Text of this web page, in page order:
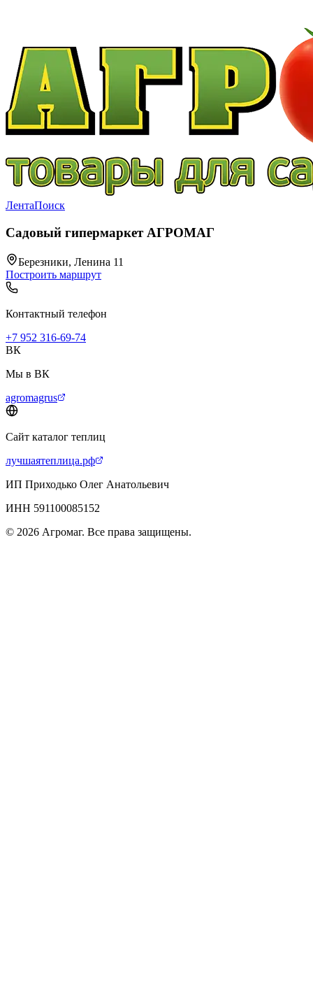
ЛентаПоиск
Садовый гипермаркет АГРОМАГ
Березники, Ленина 11
Построить маршрут
Контактный телефон
+7 952 316-69-74
ВК
Мы в ВК
agromagrus
Сайт каталог теплиц
лучшаятеплица.рф
ИП Приходько Олег Анатольевич
ИНН 591100085152
© 2026 Агромаг. Все права защищены.